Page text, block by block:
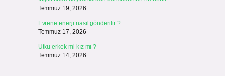
Temmuz 19, 2026
Evrene enerji nasıl gönderilir ?
Temmuz 17, 2026
Utku erkek mi kız mı ?
Temmuz 14, 2026